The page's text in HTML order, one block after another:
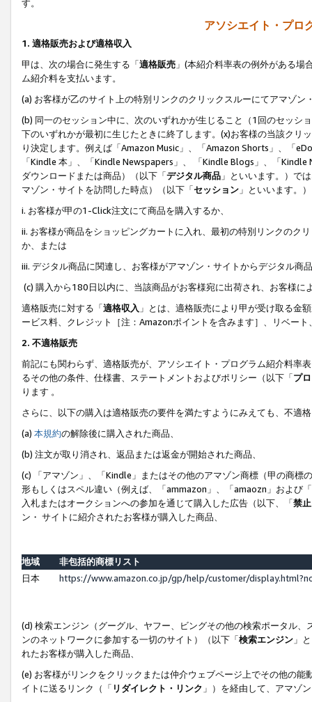
す。
アソシエイト・プロ
1. 適格販売および適格収入
甲は、次の場合に発生する「適格販売 」(本紹介料率表の例外がある
ム紹介料を支払います。
(a) お客様が乙のサイト上の特別リンクのクリックスルーにてアマゾン
(b) 同一のセッション中に、次のいずれかが生じること（1回のセッシ
下のいずれかが最初に生じたときに終了します。(x)お客様の当該ク
り決定します。例えば「Amazon Music」、「Amazon Shorts」、「
「Kindle 本」、「Kindle Newspapers」、 「Kindle Blogs」、「
ダウンロードまたは商品）（以下「デジタル商品 」といいます。）で
マゾン・サイトを訪問した時点）（以下「セッション 」といいます。
i. お客様が甲の1-Click注文にて商品を購入するか、
ii. お客様が商品をショッピングカートに入れ、最初の特別リンクのク
か、または
iii. デジタル商品に関連し、お客様がアマゾン・サイトからデジタル
(c) 購入から180日以内に、当該商品がお客様宛に出荷され、お客様
適格販売に対する「適格収入 」とは、適格販売により甲が受け取る金
ービス料、クレジット［注：Amazonポイントを含みます］、リベー
2. 不適格販売
前記にも関わらず、適格販売が、アソシエイト・プログラム紹介料率
るその他の条件、仕様書、ステートメントおよびポリシー（以下「プ
ります 。
さらに、以下の購入は適格販売の要件を満たすようにみえても、不適
(a) 本規約の解除後に購入された商品、
(b) 注文が取り消され、返品または返金が開始された商品、
(c) 「アマゾン」、「Kindle」またはその他のアマゾン商標（甲の商
形もしくはスペル違い（例えば、「ammazon」、「amaozn」および
入札またはオークションへの参加を通じて購入した広告（以下、「禁
ン・ サイトに紹介されたお客様が購入した商品、
地域
非包括的商標リスト
日本
https://www.amazon.co.jp/gp/help/customer/
(d) 検索エンジン（グーグル、ヤフー、ビングその他の検索ポータル
ンのネットワークに参加する一切のサイト）（以下「検索エンジン 」
れたお客様が購入した商品、
(e) お客様がリンクをクリックまたは仲介ウェブページ上でその他の
イトに送るリンク（「 リダイレクト・リンク 」）を経由して、アマゾ